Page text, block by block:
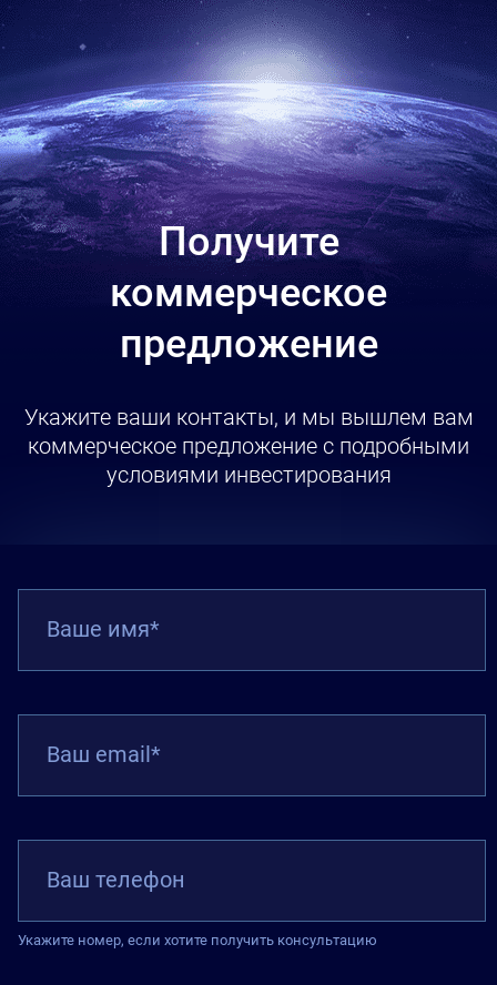
Получите
коммерческое
предложение
Укажите ваши контакты, и мы вышлем вам
коммерческое предложение с подробными
условиями инвестирования
Ваше имя*
Ваш email*
Ваш телефон
Укажите номер, если хотите получить консультацию